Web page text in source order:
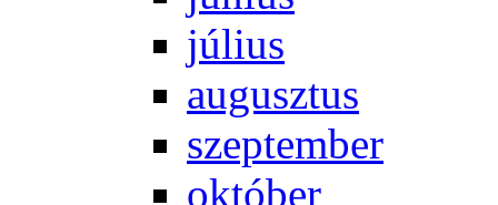
jú­li­us
au­gusz­tus
szep­tem­ber
ok­tó­ber